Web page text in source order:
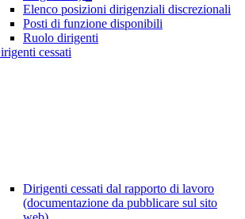
Elenco posizioni dirigenziali discrezionali
Posti di funzione disponibili
Ruolo dirigenti
cessati
Dirigenti cessati dal rapporto di lavoro
(documentazione da pubblicare sul sito